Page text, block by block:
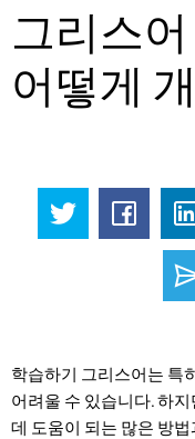
그리스
어떻게
학습하기 그리스어는 특
어려울 수 있습니다. 하
데 도움이 되는 많은 방